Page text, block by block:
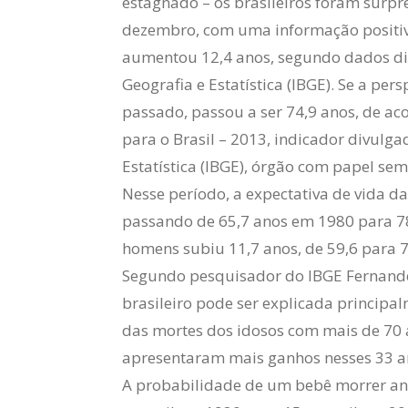
dezembro, com uma informação
aumentou 12,4 anos, segundo dados
Geografia e Estatística (IBGE). Se a
passado, passou a ser 74,9 anos, de
para o Brasil – 2013, indicador
Estatística (IBGE), órgão com papel
Nesse período, a expectativa de vida
passando de 65,7 anos em 1980 para
homens subiu 11,7 anos, de 59,6 para
Segundo pesquisador do IBGE
brasileiro pode ser explicada
das mortes dos idosos com mais de
apresentaram mais ganhos nesses 33
A probabilidade de um bebê morrer